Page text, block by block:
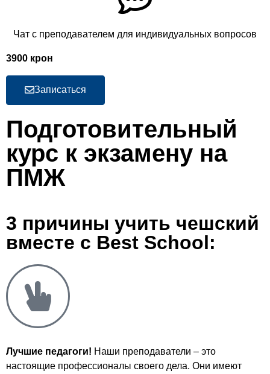
Чат с преподавателем для индивидуальных вопросов
3900 крон
Записаться
Подготовительный
курс к экзамену на
ПМЖ
3 причины учить чешский
вместе с Best School:
Лучшие педагоги! Наши преподаватели – это
настоящие профессионалы своего дела. Они имеют